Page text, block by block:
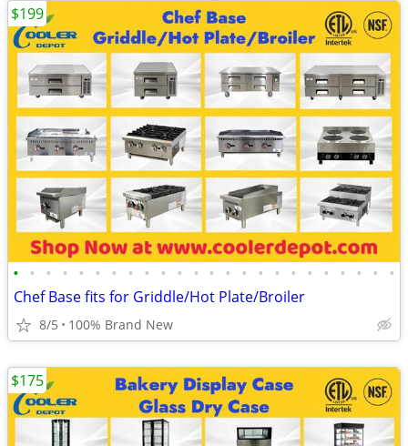
• • • • • • • • • • • • • • • • • • • • • • • •
Chef Base fits for Griddle/Hot Plate/Broiler
8/5 100% Brand New
$199
$175